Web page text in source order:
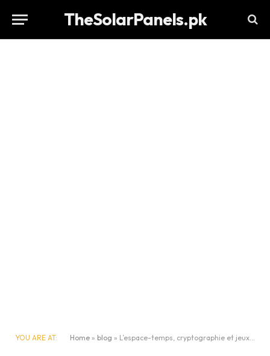
TheSolarPanels.pk
YOU ARE AT: Home » blog » L’espace-temps, cryptographie et jeux : une exploration interdisciplinaire à travers la culture française